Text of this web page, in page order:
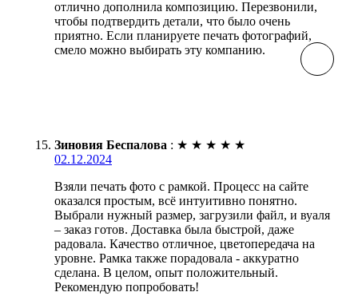
отлично дополнила композицию. Перезвонили,
чтобы подтвердить детали, что было очень
приятно. Если планируете печать фотографий,
смело можно выбирать эту компанию.
Зиновия Беспалова : ★ ★ ★ ★ ★
02.12.2024
Взяли печать фото с рамкой. Процесс на сайте
оказался простым, всё интуитивно понятно.
Выбрали нужный размер, загрузили файл, и вуаля
– заказ готов. Доставка была быстрой, даже
радовала. Качество отличное, цветопередача на
уровне. Рамка также порадовала - аккуратно
сделана. В целом, опыт положительный.
Рекомендую попробовать!